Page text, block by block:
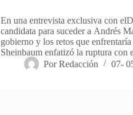
En una entrevista exclusiva con
candidata para suceder a Andrés
gobierno y los retos que
Sheinbaum enfatizó la ruptura
Por Redacción 07-